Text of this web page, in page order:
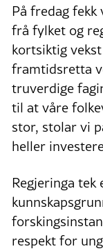
På fredag
frå fylket og
kortsiktig
framtidsretta
truverdige
til at våre
stor, stolar vi
heller
Regjeringa
respekt for